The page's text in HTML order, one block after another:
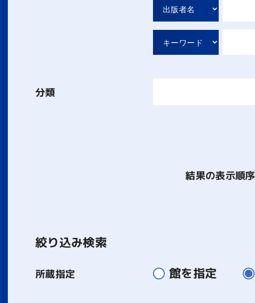
分類
結果の表示順序
絞り込み検索
所蔵指定 館を指定